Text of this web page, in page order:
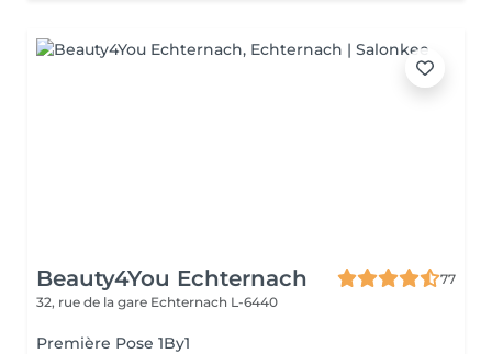
Beauty4You Echternach
77
32, rue de la gare Echternach L-6440
Première Pose 1By1